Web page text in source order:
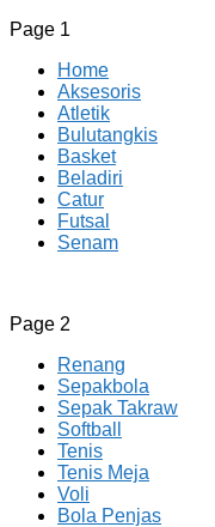
Page 1
Home
Aksesoris
Atletik
Bulutangkis
Basket
Beladiri
Catur
Futsal
Senam
CV JAYA BERSAMA Co
Menyediakan Semua
Page 2
Renang
Sepakbola
Sepak Takraw
Softball
Tenis
Tenis Meja
Voli
Bola Penjas